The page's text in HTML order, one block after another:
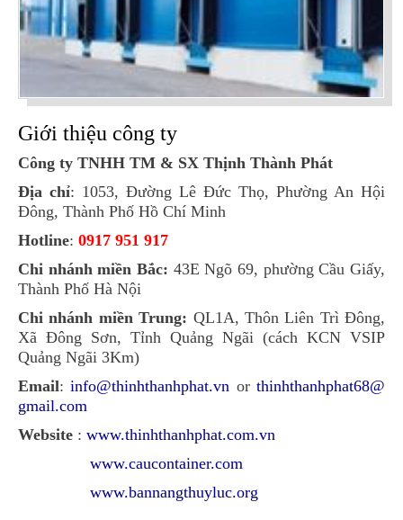
Giới thiệu công ty
Công ty TNHH TM & SX Thịnh Thành Phát
Địa chỉ: 1053, Đường Lê Đức Thọ, Phường An Hội
Đông, Thành Phố Hồ Chí Minh
Hotline: 0917 951 917
Chi nhánh miền Bắc: 43E Ngõ 69, phường Cầu Giấy,
Thành Phố Hà Nội
Chi nhánh miền Trung: QL1A, Thôn Liên Trì Đông,
Xã Đông Sơn, Tỉnh Quảng Ngãi (cách KCN VSIP
Quảng Ngãi 3Km)
Email:info@thinhthanhphat.vn orthinhthanhphat68@
gmail.com
Website : www.thinhthanhphat.com.vn
www.caucontainer.com
www.bannangthuyluc.org